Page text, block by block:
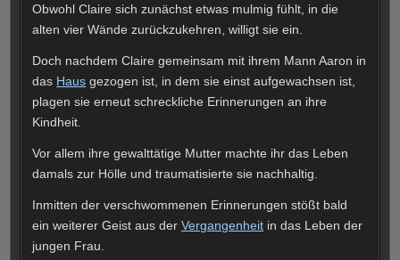
Obwohl Claire sich zunächst etwas mulmig fühlt, in die
alten vier Wände zurückzukehren, willigt sie ein.
Doch nachdem Claire gemeinsam mit ihrem Mann Aaron in
das Haus gezogen ist, in dem sie einst aufgewachsen ist,
plagen sie erneut schreckliche Erinnerungen an ihre
Kindheit.
Vor allem ihre gewalttätige Mutter machte ihr das Leben
damals zur Hölle und traumatisierte sie nachhaltig.
Inmitten der verschwommenen Erinnerungen stößt bald
ein weiterer Geist aus derVergangenheit in das Leben der
jungen Frau.